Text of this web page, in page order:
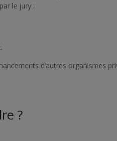
le jury :
d’autres organismes
?